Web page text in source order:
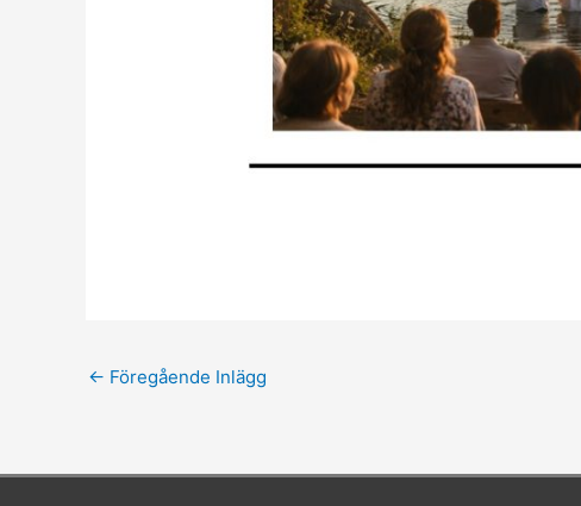
← Föregående Inlägg